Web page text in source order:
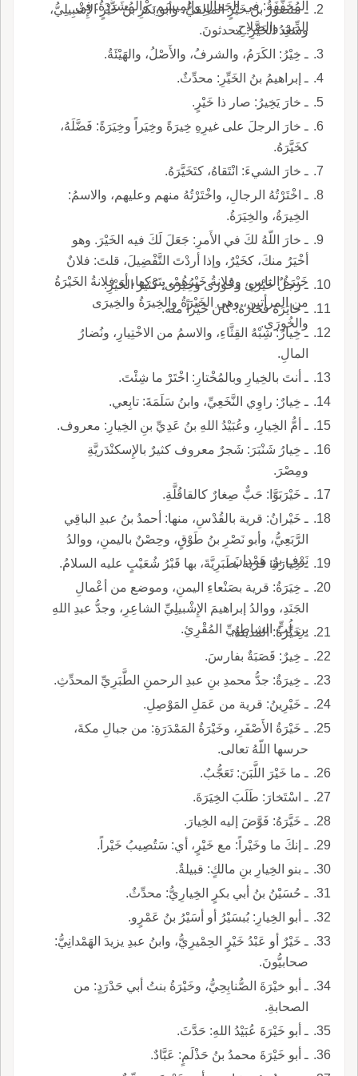
المُخَفَّفَةُ: في الجَمالِ والمِيسَمِ، والمُشَدَّدَةُ: في
الدِّينِ والصَّلاحِ.
ـ منصورُ بنُ خَيْرٍ المالِقيُّ، وأبو بَكْرِ بنُ خَيْرٍ الإِشْبِيلِيُّ،
وسَعْدُ الخَيْرِ: محدثونَ.
ـ خِيْرُ: الكَرَمُ، والشرفُ، والأَصْلُ، والهَيْئَةُ.
ـ إبراهيمُ بنُ الخَيِّرِ: محدِّثٌ.
ـ خارَ يَخِيرُ: صار ذا خَيْرٍ.
ـ خارَ الرجلَ على غيرِهِ خِيرَةً وخِيَراً وخِيَرَةً: فَضَّلَهُ،
كخَيَّرَهُ.
ـ خارَ الشيءَ: انْتَقاهُ، كتَخَيَّرَهُ.
ـ اخْتَرْتُهُ الرجالِ، واخْتَرْتُهُ منهم وعليهم، والاسمُ:
الخِيرَةُ، والخِيَرَةُ.
ـ خارَ اللّهُ لكَ في الأَمرِ: جَعَلَ لَكَ فيه الخَيْرَ. وهو
أخْيَرُ منكَ، كخَيْرٌ، وإذا أردْتَ التَّفْضِيلَ، قلتَ: فلانٌ
خَيْرَةُ الناسِ، وفلانةُ خَيْرُهُمْ، بِتَرْكِها، أو فلانةُ الخَيْرَةُ
من المرأتينِ، وهي الخَيْرَةُ والخِيرَةُ والخِيرَى
والخُورَى.
ـ رجلٌ خَيْرَى وخُورَى وخِيرَى: كثيرُ الخَيْرِ.
ـ خايَرَهُ فخارَهُ: كان خَيْراً منه.
ـ خِيارُ: شِبْهُ القِثَّاءِ، والاسمُ من الاخْتِيارِ، ونُضارُ
المالِ.
ـ أنتَ بالخِيارِ وبالمُخْتارِ: اخْتَرْ ما شِئْتَ.
ـ خِيارٌ: راوِي النَّخَعِيِّ، وابنُ سَلَمَةَ: تابِعي.
ـ أمُّ الخِيارِ، وعُبَيْدُ اللهِ بنُ عَدِيِّ بنِ الخِيارِ: معروف.
ـ خِيارُ شَنْبَرَ: شَجرٌ معروف كثيرٌ بالإِسكنْدَريَّةِ
ومِصْرَ.
ـ خَيْرَبَوَّا: حَبٌّ صِغارٌ كالقاقُلَّةِ.
ـ خَيْرانُ: قرية بالقُدْسِ، منها: أحمدُ بنُ عبدِ الباقِي
الرَّبَعِيُّ، وأبو نَصْرِ بنُ طَوْقٍ، وحِصْنٌ باليمنِ، ووالدُ
نَوْفِ بنِ هَمْدانَ.
ـ خِيارَةُ: قرية بطَبَرِيَّةَ، بها قَبْرُ شُعَيْبٍ عليه السلامُ.
ـ خِيَرَةُ: قرية بصَنْعاءِ اليمنِ، وموضع من أعْمالِ
الجَنَدِ، ووالدُ إبراهيمَ الإِشْبيلِيِّ الشاعِرِ، وجدُّ عبدِ اللهِ
بنِ لُبٍّ الشاطِبِيِّ المُقْرِئِ.
ـ خَيِّرَةُ: المدينةُ.
ـ خِيرٌ: قَصَبَةٌ بفارسَ.
ـ خِيرَةٌ: جدُّ محمدِ بنِ عبدِ الرحمنِ الطَّبَرِيِّ المحدِّثِ.
ـ خَيْرِينُ: قرية من عَمَلِ المَوْصِلِ.
ـ خَيْرَةُ الأَصْفَرِ، وخَيْرَةُ المَمْدَرَةِ: من جبالِ مكةَ،
حرسها اللّهُ تعالى.
ـ ما خَيْرَ اللَّبَنَ: تَعَجُّبٌ.
ـ اسْتَخارَ: طَلَبَ الخِيَرَةَ.
ـ خَيَّرَهُ: فَوَّضَ إليه الخِيارَ.
ـ إنكَ ما وخَيْراً: مع خَيْرٍ، أي: سَتُصِيبُ خَيْراً.
ـ بنو الخِيارِ بنِ مالكٍ: قبيلةٌ.
ـ حُسَيْنُ بنُ أبي بكرٍ الخِيارِيُّ: محدِّثٌ.
ـ أبو الخِيارِ: بُبسَيْرُ أو أسَيْرُ بنُ عَمْرٍو.
ـ خَيْرٌ أو عَبْدُ خَيْرٍ الحِمْيرِيُّ، وابنُ عبدِ يزيدَ الهَمْدانِيُّ:
صحابيُّونَ.
ـ أبو خيْرَةَ الصُّنابِحِيُّ، وخَيْرَةُ بنتُ أبي حَدْرَدٍ: من
الصحابةِ.
ـ أبو خَيْرَةَ عُبَيْدُ اللهِ: حَدَّثَ.
ـ أبو خَيْرَةَ محمدُ بنُ حَذْلَمٍ: عَبَّادٌ.